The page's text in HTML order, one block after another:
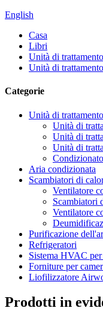
English
Casa
Libri
Unità di
Unità di
Categorie
Unità di
Unità di
Unità di
Unità di
Aria condizionata
Scambiatori di
Ventilatore
Scambiatori
Ventilatore
Purificazione
Refrigeratori
Sistema HVAC per
Forniture per
Liofilizzatore
Prodotti in